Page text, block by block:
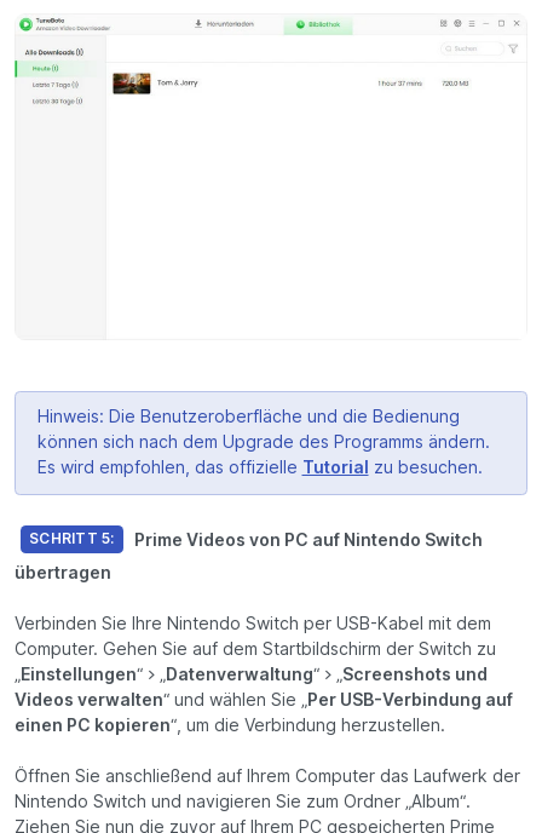
Hinweis: Die Benutzeroberfläche und die Bedienung
können sich nach dem Upgrade des Programms ändern.
Es wird empfohlen, das offizielle Tutorial zu besuchen.
SCHRITT 5:
Prime Videos von PC auf Nintendo Switch
übertragen
Verbinden Sie Ihre Nintendo Switch per USB-Kabel mit dem
Computer. Gehen Sie auf dem Startbildschirm der Switch zu
„Einstellungen“ > „Datenverwaltung“ > „Screenshots und
Videos verwalten“ und wählen Sie „Per USB-Verbindung auf
einen PC kopieren“, um die Verbindung herzustellen.
Öffnen Sie anschließend auf Ihrem Computer das Laufwerk der
Nintendo Switch und navigieren Sie zum Ordner „Album“.
Ziehen Sie nun die zuvor auf Ihrem PC gespeicherten Prime